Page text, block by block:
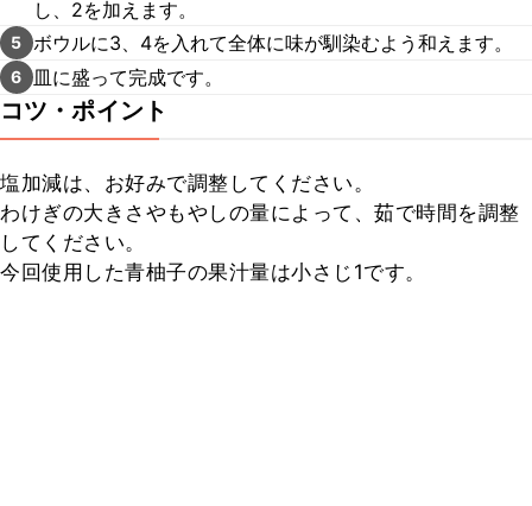
し、2を加えます。
5 ボウルに3、4を入れて全体に味が馴染むよう和えます。
6 皿に盛って完成です。
コツ・ポイント
塩加減は、お好みで調整してください。
わけぎの大きさやもやしの量によって、茹で時間を調整
してください。
今回使用した青柚子の果汁量は小さじ1です。